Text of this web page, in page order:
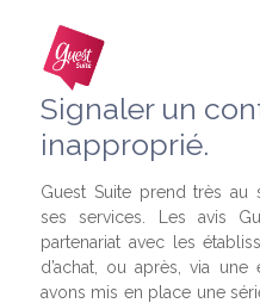
Signaler un
inapproprié.
Guest Suite prend très au
ses services. Les avis
partenariat avec les
d’achat, ou après, via
avons mis en place une